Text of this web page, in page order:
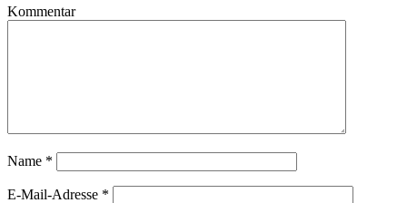
Kommentar
Name *
E-Mail-Adresse *